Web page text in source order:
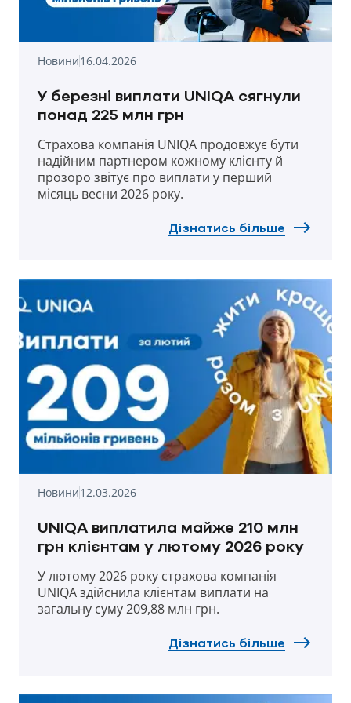
Новини16.04.2026
У березні виплати UNIQA сягнули
понад 225 млн грн
Страхова компанія UNIQA продовжує бути
надійним партнером кожному клієнту й
прозоро звітує про виплати у перший
місяць весни 2026 року.
Дізнатись більше
Новини12.03.2026
UNIQA виплатила майже 210 млн
грн клієнтам у лютому 2026 року
У лютому 2026 року страхова компанія
UNIQA здійснила клієнтам виплати на
загальну суму 209,88 млн грн.
Дізнатись більше